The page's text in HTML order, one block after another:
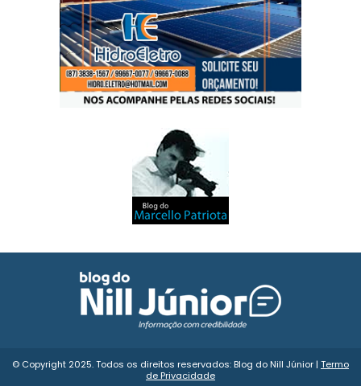
© Copyright 2025. Todos os direitos reservados: Blog do Nill Júnior | Termo
de Privacidade